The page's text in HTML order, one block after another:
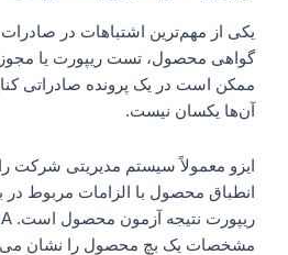
گواهی محصول، تست ریپورت یا
ممکن است در یک پرونده صادراتی کنار
آن‌ها یکسان نیست.
انطباق محصول با الزامات مربوط در
مشخصات یک بچ محصول را نشان